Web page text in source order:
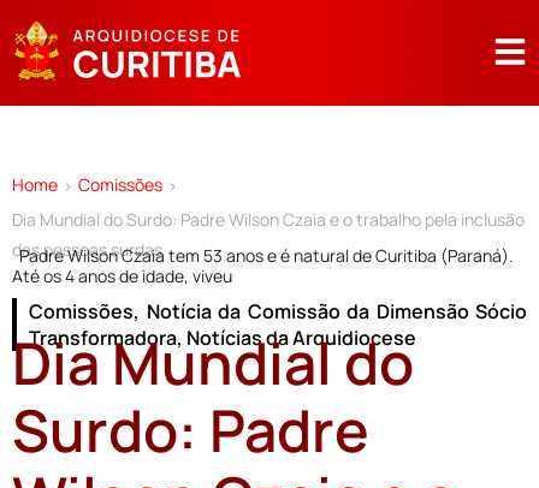
Home > Comissões >
Dia Mundial do Surdo: Padre Wilson Czaia e o trabalho pela inclusão
das pessoas surdas
Padre Wilson Czaia tem 53 anos e é natural de Curitiba (Paraná).
Até os 4 anos de idade, viveu
Comissões, Notícia da Comissão da Dimensão Sócio
Transformadora, Notícias da Arquidiocese
Dia Mundial do
Surdo: Padre